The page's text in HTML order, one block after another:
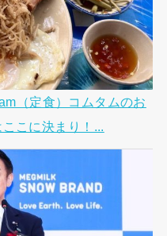
（定食）コムタムのお
こに決まり！...